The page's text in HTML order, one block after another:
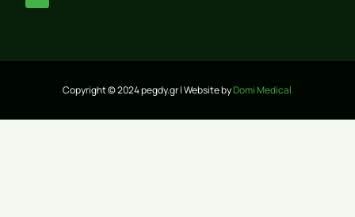
Copyright © 2024 pegdy.gr | Website byDomi Medical